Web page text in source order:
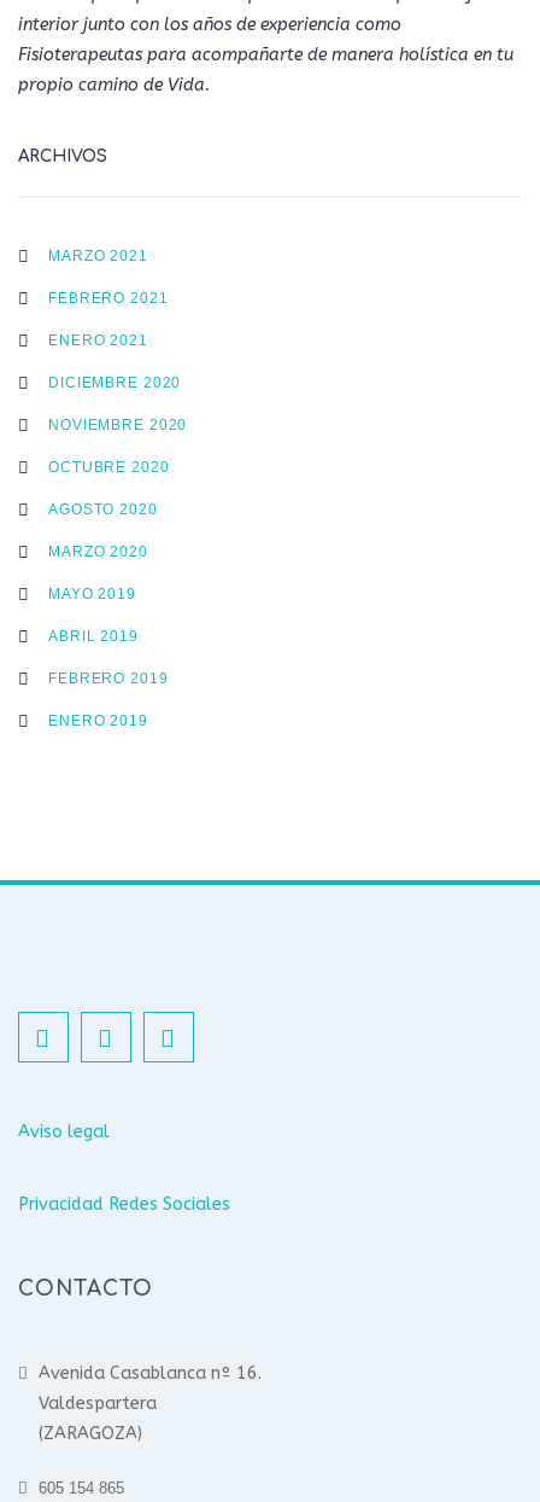
interior junto con los años de experiencia como
Fisioterapeutas para acompañarte de manera holística en tu
propio camino de Vida.
ARCHIVOS
MARZO 2021
FEBRERO 2021
ENERO 2021
DICIEMBRE 2020
NOVIEMBRE 2020
OCTUBRE 2020
AGOSTO 2020
MARZO 2020
MAYO 2019
ABRIL 2019
FEBRERO 2019
ENERO 2019
Aviso legal
Privacidad Redes Sociales
CONTACTO
Avenida Casablanca nº 16.
Valdespartera
(ZARAGOZA)
605 154 865